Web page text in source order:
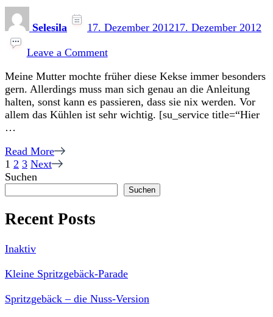
Selesila 17. Dezember 201217. Dezember 2012
Leave a CommentHeidesand
feines
Gebäck
Meine Mutter mochte früher diese Kekse immer besonders
gern. Allerdings muss man sich genau an die Anleitung
halten, sonst kann es passieren, dass sie nix werden. Vor
allem das Kühlen ist sehr wichtig. [su_service title=“Hier
…
Read More
Seitennummerierung
der
Page
1 Page
2 Page
3 Next
Suchen
Suchen
Recent Posts
Inaktiv
Kleine Spritzgebäck-Parade
Spritzgebäck – die Nuss-Version